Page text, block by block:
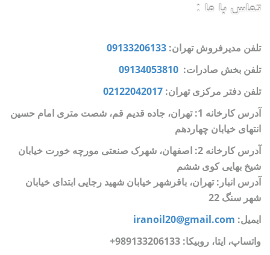
تماس با ما :
تلفن مدیرفروش تهران: 09133206133
تلفن بخش صادرات: 09134053810
تلفن دفتر مرکزی تهران: 02122042017
آدرس کارخانه 1: تهران، جاده قدیم قم، شصت متری امام حسین
انتهای خیابان چهاردهم
آدرس کارخانه 2: اصفهان، شهرک صنعتی مورچه خورت خیابان
شیخ بهایی کوی ششم
آدرس انبار: تهران، باقرشهر خیابان شهید رجایی ابتدای خیابان
شهر سنگ 22
ایمیل: iranoil20@gmail.com
واتساپ، ایتا، روبیکا: 989133206133+